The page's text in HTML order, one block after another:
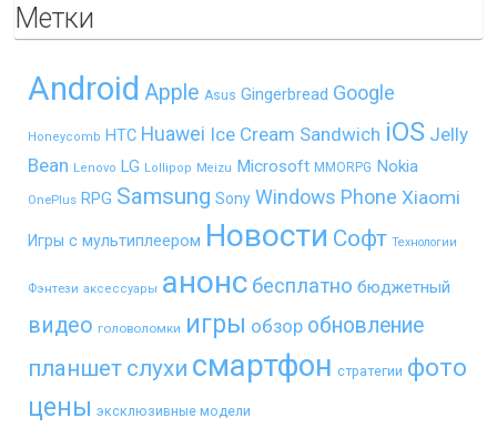
Метки
Android Apple Asus Gingerbread Google
Honeycomb HTC Huawei Ice Cream Sandwich iOS Jelly
Bean Lenovo LG Lollipop Meizu Microsoft MMORPG Nokia
OnePlus RPG Samsung Sony Windows Phone Xiaomi
Игры с мультиплеером Новости Софт Технологии
Фэнтези аксессуары анонс бесплатно бюджетный
видео головоломки игры обзор обновление
планшет слухи смартфон стратегии фото
цены эксклюзивные модели